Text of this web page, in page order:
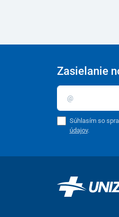
Zasielanie
Súhlasím so
údajov.